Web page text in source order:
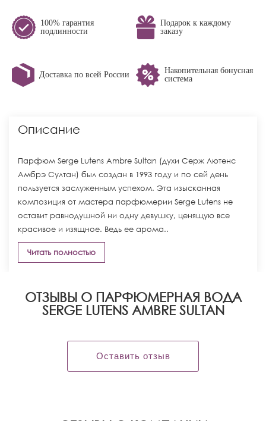
100% гарантия
подлинности
Подарок к каждому
заказу
Доставка по всей России
Накопительная бонусная
система
Описание
Парфюм Serge Lutens Ambre Sultan (духи Серж Лютенс
Амбрэ Султан) был создан в 1993 году и по сей день
пользуется заслуженным успехом. Эта изысканная
композиция от мастера парфюмерии Serge Lutens не
оставит равнодушной ни одну девушку, ценящую все
красивое и изящное. Ведь ее арома..
Читать полностью
ОТЗЫВЫ О ПАРФЮМЕРНАЯ ВОДА
SERGE LUTENS AMBRE SULTAN
Оставить отзыв